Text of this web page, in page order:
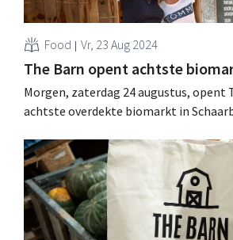
Food Vr, 23 Aug 2024
The Barn opent achtste
Morgen, zaterdag 24 augustus, opent
achtste overdekte biomarkt in
landbouw in België te beschermen,
oprichters. .